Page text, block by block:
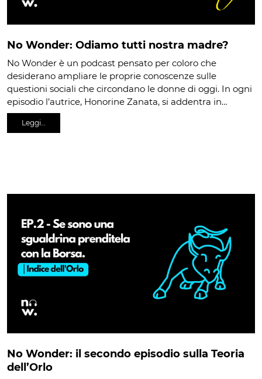
No Wonder: Odiamo tutti nostra madre?
No Wonder è un podcast pensato per coloro che
desiderano ampliare le proprie conoscenze sulle
questioni sociali che circondano le donne di oggi. In ogni
episodio l’autrice, Honorine Zanata, si addentra in…
Leggi…
No Wonder: il secondo episodio sulla Teoria
dell’Orlo